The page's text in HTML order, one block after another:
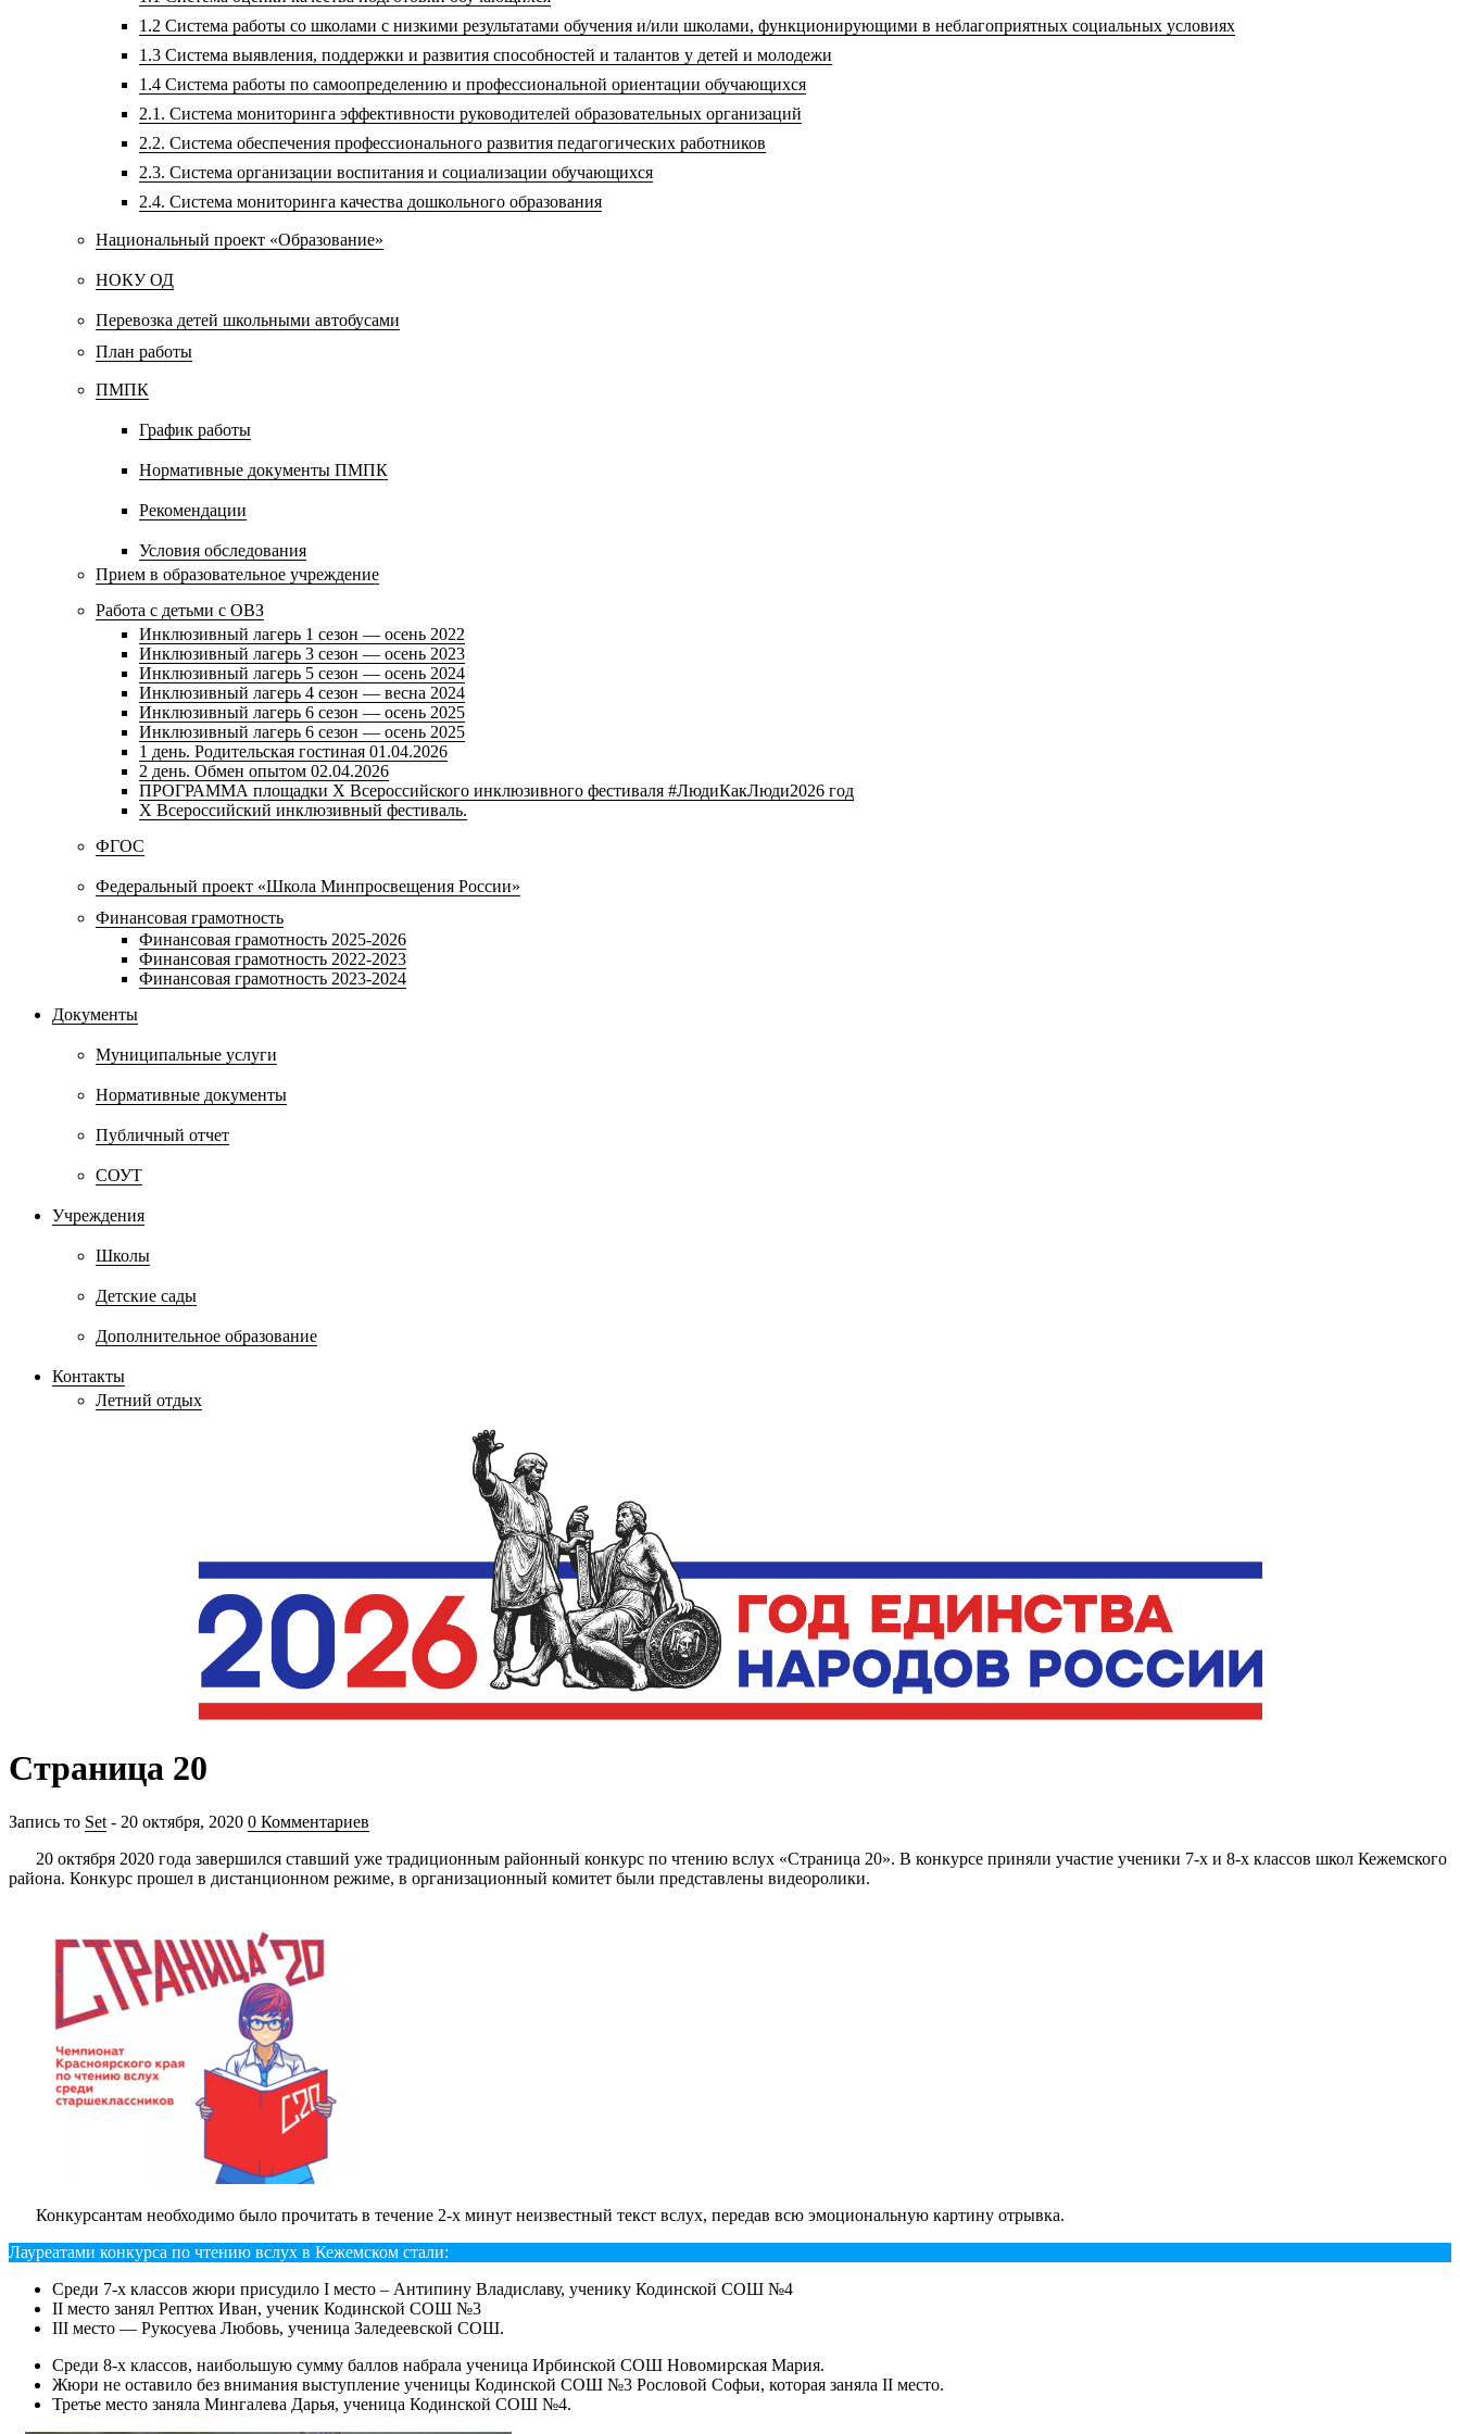
1.2 Система работы со школами с низкими результатами обучения и/или школами, функционирующими в неблагоприятных социальных условиях
1.3 Система выявления, поддержки и развития способностей и талантов у детей и молодежи
1.4 Система работы по самоопределению и профессиональной ориентации обучающихся
2.1. Система мониторинга эффективности руководителей образовательных организаций
2.2. Система обеспечения профессионального развития педагогических работников
2.3. Система организации воспитания и социализации обучающихся
2.4. Система мониторинга качества дошкольного образования
Национальный проект «Образование»
НОКУ ОД
Перевозка детей школьными автобусами
План работы
ПМПК
График работы
Нормативные документы ПМПК
Рекомендации
Условия обследования
Прием в образовательное учреждение
Работа с детьми с ОВЗ
Инклюзивный лагерь 1 сезон — осень 2022
Инклюзивный лагерь 3 сезон — осень 2023
Инклюзивный лагерь 5 сезон — осень 2024
Инклюзивный лагерь 4 сезон — весна 2024
Инклюзивный лагерь 6 сезон — осень 2025
Инклюзивный лагерь 6 сезон — осень 2025
1 день. Родительская гостиная 01.04.2026
2 день. Обмен опытом 02.04.2026
ПРОГРАММА площадки Х Всероссийского инклюзивного фестиваля #ЛюдиКакЛюди2026 год
X Всероссийский инклюзивный фестиваль.
ФГОС
Федеральный проект «Школа Минпросвещения России»
Финансовая грамотность
Финансовая грамотность 2025-2026
Финансовая грамотность 2022-2023
Финансовая грамотность 2023-2024
Документы
Муниципальные услуги
Нормативные документы
Публичный отчет
СОУТ
Учреждения
Школы
Детские сады
Дополнительное образование
Контакты
Летний отдых
Страница 20
Запись то Set - 20 октября, 2020 0 Комментариев
20 октября 2020 года завершился ставший уже традиционным районный конкурс по чтению вслух «Страница 20». В конкурсе приняли участие ученики 7-х и 8-х классов школ Кежемского
района. Конкурс прошел в дистанционном режиме, в организационный комитет были представлены видеоролики.
Конкурсантам необходимо было прочитать в течение 2-х минут неизвестный текст вслух, передав всю эмоциональную картину отрывка.
Лауреатами конкурса по чтению вслух в Кежемском стали:
Среди 7-х классов жюри присудило I место – Антипину Владиславу, ученику Кодинской СОШ №4
II место занял Рептюх Иван, ученик Кодинской СОШ №3
III место — Рукосуева Любовь, ученица Заледеевской СОШ.
Среди 8-х классов, наибольшую сумму баллов набрала ученица Ирбинской СОШ Новомирская Мария.
Жюри не оставило без внимания выступление ученицы Кодинской СОШ №3 Рословой Софьи, которая заняла II место.
Третье место заняла Мингалева Дарья, ученица Кодинской СОШ №4.